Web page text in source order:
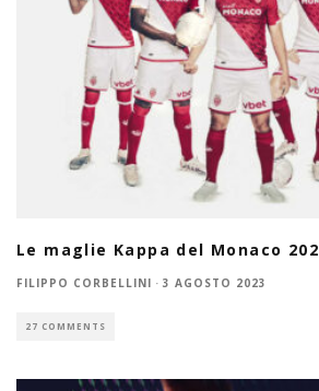
Le maglie Kappa del Monaco
FILIPPO CORBELLINI · 3 AGOSTO 2023
27 COMMENTS